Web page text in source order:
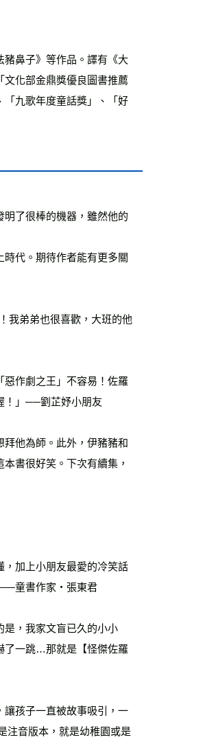
鼻子》等作品。譯有《大
化部金鼎獎優良圖書推薦
「九歌年度童話獎」、「好
明了很棒的機器，雖然他的
時代。期待作者能有更多關
我弟弟也很喜歡，大班的他
惡作劇之王」不容易！佐羅
！」──劉芷妤小朋友
拜他為師。此外，伊豬豬和
書很好笑。下次有續集，
，加上小朋友最愛的冷笑話
——童書作家‧張東君
是，我家文盲已久的小小
了一跳…那就是【怪傑佐羅
讓孩子一直被故事吸引，一
注音版本，就是幼稚園或是